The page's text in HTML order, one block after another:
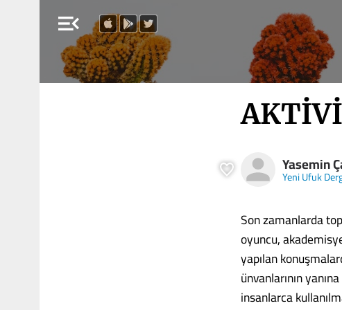
menu_open
Yasemin
Yeni Ufuk
Son zamanlarda
oyuncu,
yapılan
ünvanlarının
insanlarca